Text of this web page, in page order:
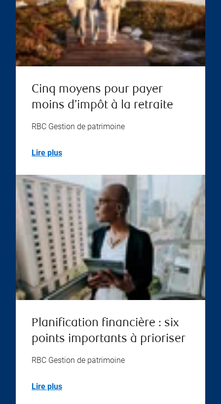
Cinq moyens pour payer
moins d’impôt à la retraite
RBC Gestion de patrimoine
Lire plus
Planification financière : six
points importants à prioriser
RBC Gestion de patrimoine
Lire plus